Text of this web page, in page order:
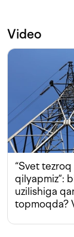
Video
“Svet
qilyapmiz”:
uzilishiga
topmoqda?